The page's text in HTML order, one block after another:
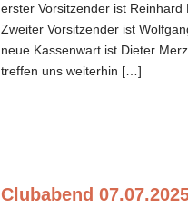
erster Vorsitzender ist Reinhard
Zweiter Vorsitzender ist
neue Kassenwart ist Dieter
treffen uns weiterhin […]
Clubabend